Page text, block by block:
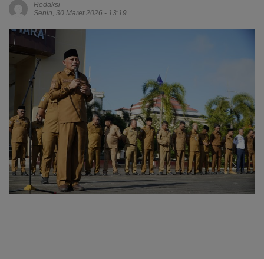
Redaksi
Senin, 30 Maret 2026 - 13:19